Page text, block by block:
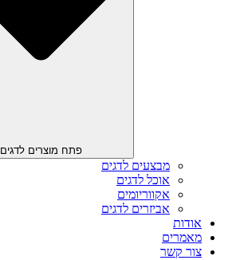
פתח מוצרים לדגים
מבצעים לדגים
אוכל לדגים
אקווריומים
אביזרים לדגים
אודות
מאמרים
צור קשר